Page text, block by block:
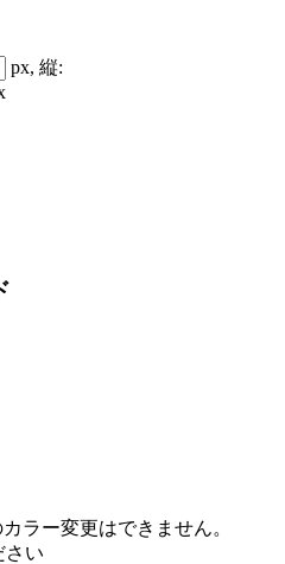
px, 縦:
ラー変更はできません。
さい